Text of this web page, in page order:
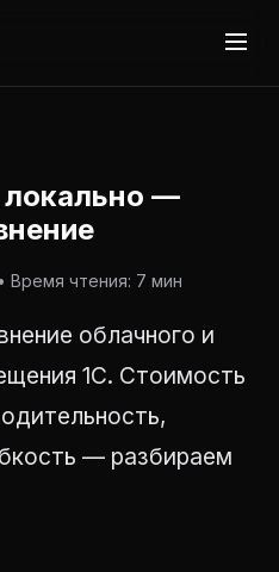
локально —
Время чтения: 7 мин
облачного и
1С. Стоимость
— разбираем